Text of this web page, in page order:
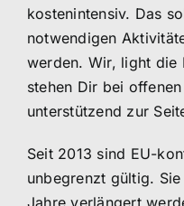
kostenintensiv. Das
notwendigen
werden. Wir, light die
stehen Dir bei
unterstützend zur
Seit 2013 sind EU-
unbegrenzt gültig.